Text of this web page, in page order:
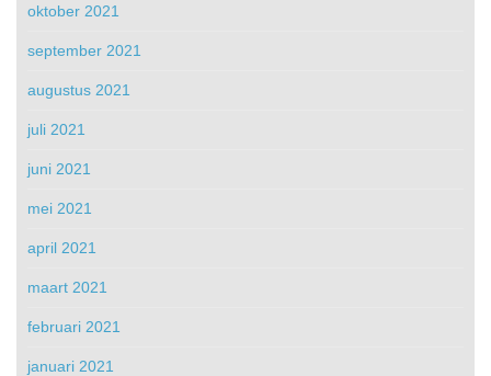
oktober 2021
september 2021
augustus 2021
juli 2021
juni 2021
mei 2021
april 2021
maart 2021
februari 2021
januari 2021